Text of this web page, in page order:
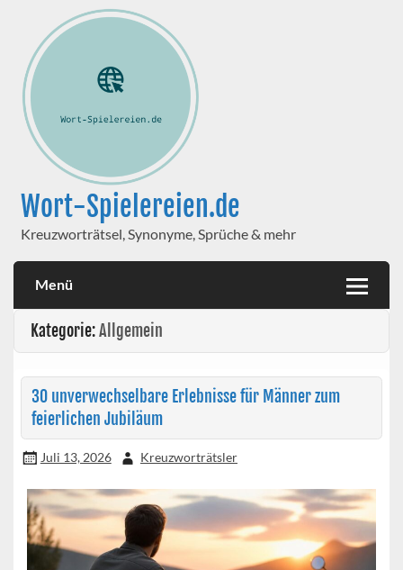
Wort-Spielereien.de
Kreuzworträtsel, Synonyme, Sprüche & mehr
Menü
Kategorie:Allgemein
30 unverwechselbare Erlebnisse für Männer zum
feierlichen Jubiläum
Juli 13, 2026 Kreuzworträtsler